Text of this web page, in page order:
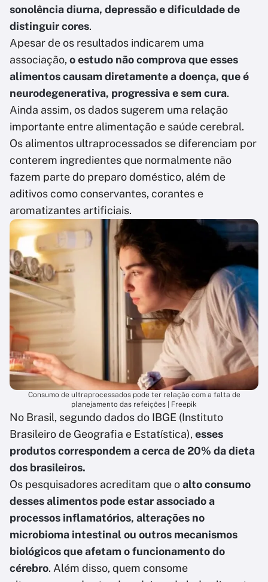
sonolência diurna, depressão e dificuldade de
distinguir cores.
Apesar de os resultados indicarem uma
associação, o estudo não comprova que esses
alimentos causam diretamente a doença, que é
neurodegenerativa, progressiva e sem cura.
Ainda assim, os dados sugerem uma relação
importante entre alimentação e saúde cerebral.
Os alimentos ultraprocessados se diferenciam por
conterem ingredientes que normalmente não
fazem parte do preparo doméstico, além de
aditivos como conservantes, corantes e
aromatizantes artificiais.
Consumo de ultraprocessados pode ter relação com a falta de
planejamento das refeições | Freepik
No Brasil, segundo dados do IBGE (Instituto
Brasileiro de Geografia e Estatística), esses
produtos correspondem a cerca de 20% da dieta
dos brasileiros.
Os pesquisadores acreditam que oalto consumo
desses alimentos pode estar associado a
processos inflamatórios, alterações no
microbioma intestinal ou outros mecanismos
biológicos que afetam o funcionamento do
cérebro. Além disso, quem consome